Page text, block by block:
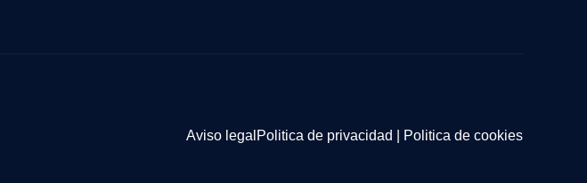
Aviso legal Politica de privacidad Politica de cookies